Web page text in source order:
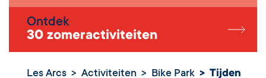
Ontdek
30 zomeractiviteiten
Les Arcs Activiteiten Bike Park
Tijden